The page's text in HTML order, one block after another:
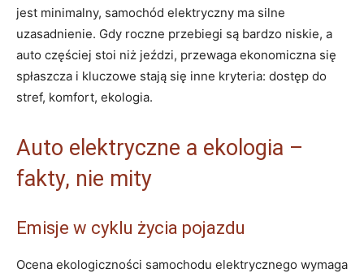
jest minimalny, samochód elektryczny ma silne
uzasadnienie. Gdy roczne przebiegi są bardzo niskie, a
auto częściej stoi niż jeździ, przewaga ekonomiczna się
spłaszcza i kluczowe stają się inne kryteria: dostęp do
stref, komfort, ekologia.
Auto elektryczne a ekologia –
fakty, nie mity
Emisje w cyklu życia pojazdu
Ocena ekologiczności samochodu elektrycznego wymaga